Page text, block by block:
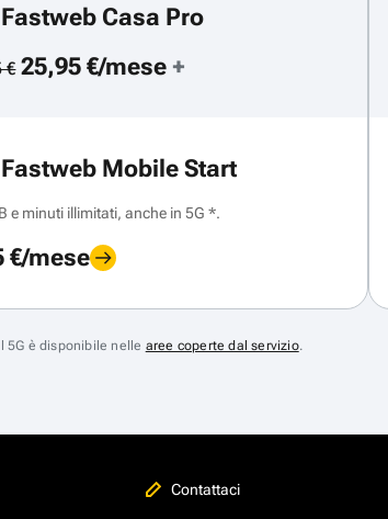
Fastweb Casa Pro
€25,95 €/mese +
Fastweb Mobile Start
e minuti illimitati, anche in 5G *.
€/mese
5G è disponibile nelle aree coperte dal servizio.
Contattaci